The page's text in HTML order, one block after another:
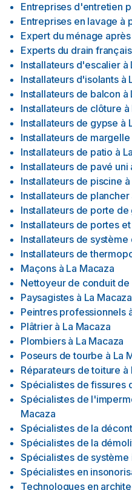
Entreprises d'entretien
Entreprises en lavage à
Expert du ménage
Experts du drain français
Installateurs d'escalier à
Installateurs d'isolants à
Installateurs de balcon à
Installateurs de clôture à
Installateurs de gypse à
Installateurs de margelle
Installateurs de patio à
Installateurs de pavé uni
Installateurs de piscine à
Installateurs de plancher
Installateurs de porte de
Installateurs de portes
Installateurs de système
Installateurs de
Maçons à La Macaza
Nettoyeur de conduit de
Paysagistes à La Macaza
Peintres professionnels
Plâtrier à La Macaza
Plombiers à La Macaza
Poseurs de tourbe à La
Réparateurs de toiture à
Spécialistes de fissures
Spécialistes de
Macaza
Spécialistes de la
Spécialistes de la
Spécialistes de système
Spécialistes en
Technologues en